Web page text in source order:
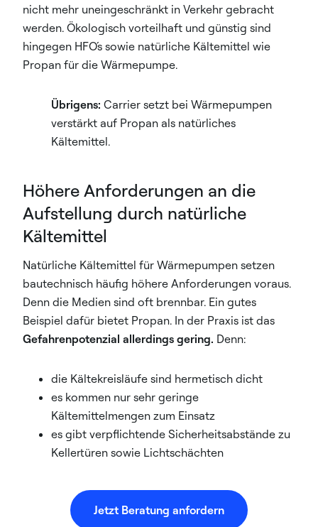
nicht mehr uneingeschränkt in Verkehr gebracht
werden. Ökologisch vorteilhaft und günstig sind
hingegen HFO´s sowie natürliche Kältemittel wie
Propan für die Wärmepumpe.
Übrigens: Carrier setzt bei Wärmepumpen
verstärkt auf Propan als natürliches
Kältemittel.
Höhere Anforderungen an die
Aufstellung durch natürliche
Kältemittel
Natürliche Kältemittel für Wärmepumpen setzen
bautechnisch häufig höhere Anforderungen voraus.
Denn die Medien sind oft brennbar. Ein gutes
Beispiel dafür bietet Propan. In der Praxis ist das
Gefahrenpotenzial allerdings gering. Denn:
die Kältekreisläufe sind hermetisch dicht
es kommen nur sehr geringe
Kältemittelmengen zum Einsatz
es gibt verpflichtende Sicherheitsabstände zu
Kellertüren sowie Lichtschächten
Jetzt Beratung anfordern